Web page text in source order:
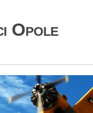
Opole